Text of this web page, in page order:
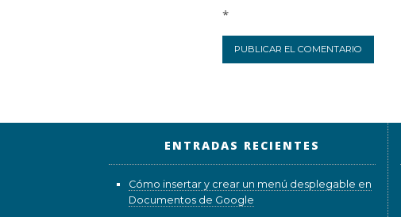
*
ENTRADAS RECIENTES
Cómo insertar y crear un menú desplegable en
Documentos de Google